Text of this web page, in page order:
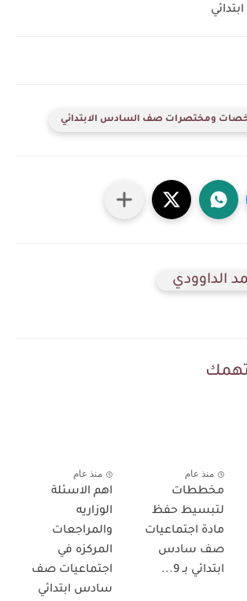
ومختصرات صف السادس الابتدائي
الداوودي
تهمك
منذ عام
مخططات
لتبسيط حفظ
مادة اجتماعيات
صف سادس
ابتدائي بـ 9...
منذ عام
اهم الاسئلة
الوزاريه
والمراجعات
المركزه في
اجتماعيات صف
سادس ابتدائي